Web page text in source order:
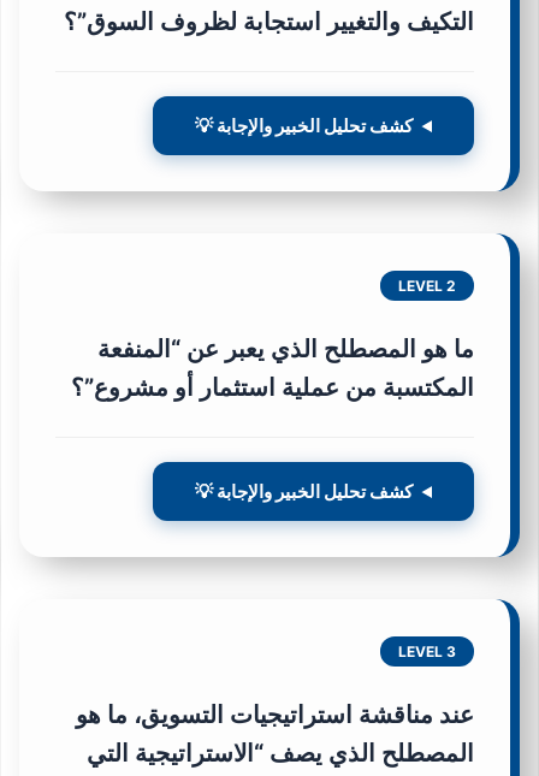
التكيف والتغيير استجابة لظروف السوق”؟
كشف تحليل الخبير والإجابة 💡
LEVEL 2
ما هو المصطلح الذي يعبر عن “المنفعة
المكتسبة من عملية استثمار أو مشروع”؟
كشف تحليل الخبير والإجابة 💡
LEVEL 3
عند مناقشة استراتيجيات التسويق، ما هو
المصطلح الذي يصف “الاستراتيجية التي